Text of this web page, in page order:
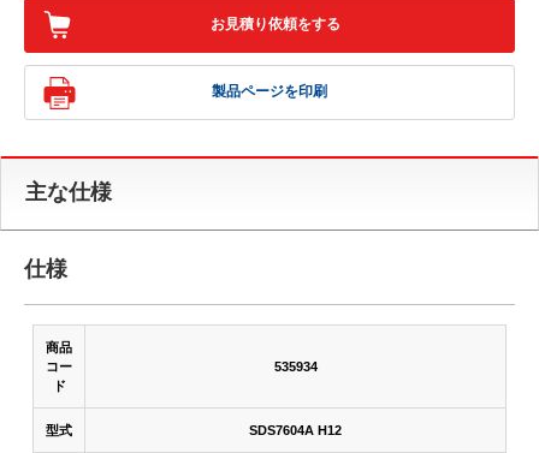
お見積り依頼をする
製品ページを印刷
主な仕様
仕様
商品
コー
ド
535934
型式 SDS7604A H12